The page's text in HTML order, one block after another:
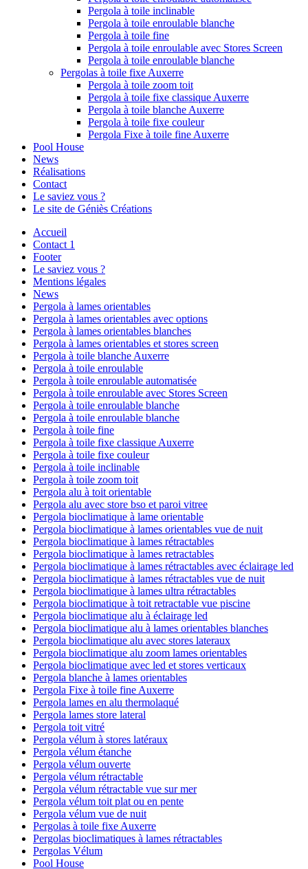
Pergola à toile inclinable
Pergola à toile enroulable blanche
Pergola à toile fine
Pergola à toile enroulable avec Stores Screen
Pergola à toile enroulable blanche
Pergolas à toile fixe Auxerre
Pergola à toile zoom toit
Pergola à toile fixe classique Auxerre
Pergola à toile blanche Auxerre
Pergola à toile fixe couleur
Pergola Fixe à toile fine Auxerre
Pool House
News
Réalisations
Contact
Le saviez vous ?
Le site de Géniès Créations
Accueil
Contact 1
Footer
Le saviez vous ?
Mentions légales
News
Pergola à lames orientables
Pergola à lames orientables avec options
Pergola à lames orientables blanches
Pergola à lames orientables et stores screen
Pergola à toile blanche Auxerre
Pergola à toile enroulable
Pergola à toile enroulable automatisée
Pergola à toile enroulable avec Stores Screen
Pergola à toile enroulable blanche
Pergola à toile enroulable blanche
Pergola à toile fine
Pergola à toile fixe classique Auxerre
Pergola à toile fixe couleur
Pergola à toile inclinable
Pergola à toile zoom toit
Pergola alu à toit orientable
Pergola alu avec store bso et paroi vitree
Pergola bioclimatique à lame orientable
Pergola bioclimatique à lames orientables vue de nuit
Pergola bioclimatique à lames rétractables
Pergola bioclimatique à lames retractables
Pergola bioclimatique à lames rétractables avec éclairage led
Pergola bioclimatique à lames rétractables vue de nuit
Pergola bioclimatique à lames ultra rétractables
Pergola bioclimatique à toit retractable vue piscine
Pergola bioclimatique alu à éclairage led
Pergola bioclimatique alu à lames orientables blanches
Pergola bioclimatique alu avec stores lateraux
Pergola bioclimatique alu zoom lames orientables
Pergola bioclimatique avec led et stores verticaux
Pergola blanche à lames orientables
Pergola Fixe à toile fine Auxerre
Pergola lames en alu thermolaqué
Pergola lames store lateral
Pergola toit vitré
Pergola vélum à stores latéraux
Pergola vélum étanche
Pergola vélum ouverte
Pergola vélum rétractable
Pergola vélum rétractable vue sur mer
Pergola vélum toit plat ou en pente
Pergola vélum vue de nuit
Pergolas à toile fixe Auxerre
Pergolas bioclimatiques à lames rétractables
Pergolas Vélum
Pool House